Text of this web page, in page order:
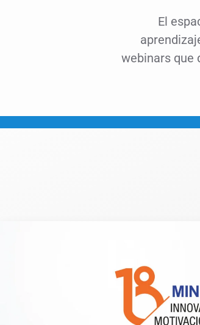
El
webinars que